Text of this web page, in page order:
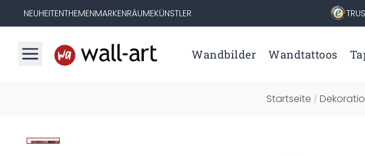
NEUHEITENTHEMENMARKENRÄUMEKÜNSTLER
Wandbilder Wandtattoos
Startseite /